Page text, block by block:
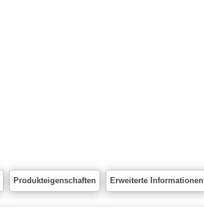
Produkteigenschaften Erweiterte Informationen